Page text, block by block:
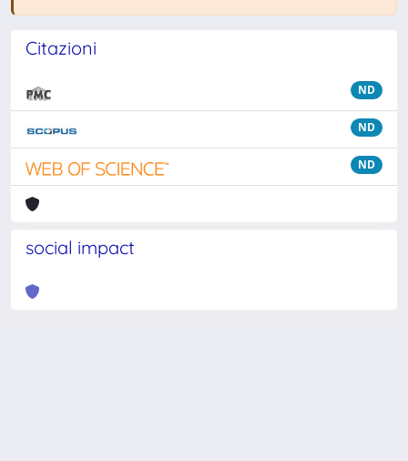
Citazioni
ND
ND
ND
social impact